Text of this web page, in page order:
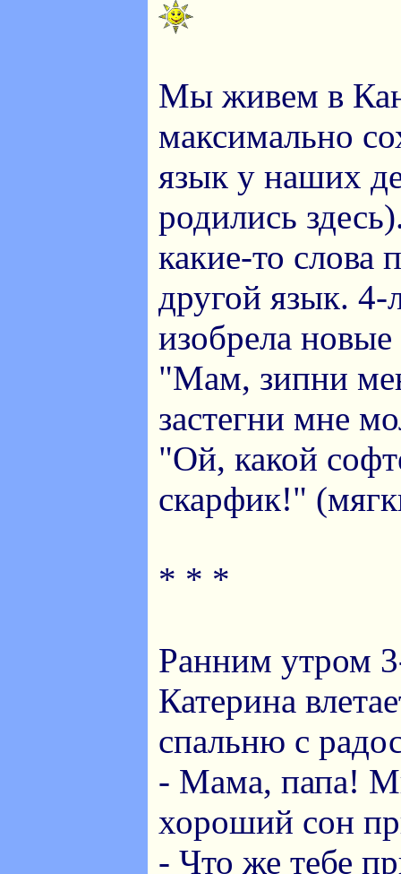
Мы живем в
максимально
язык у наших
родились
какие-то слова
другой язык. 4-
изобрела новые
"Мам, зипни
застегни мне
"Ой, какой
скарфик!"
* * *
Ранним утром
Катерина
спальню с
- Мама, папа!
хороший сон
- Что же тебе